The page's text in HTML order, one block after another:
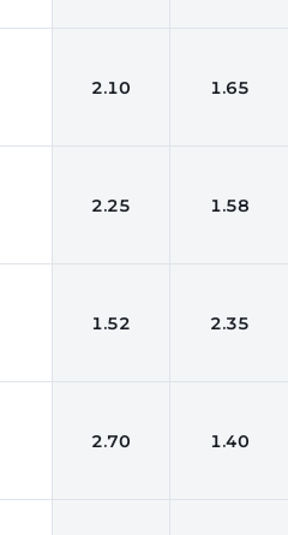
2.10 1.65
2.25 1.58
1.52 2.35
2.70 1.40